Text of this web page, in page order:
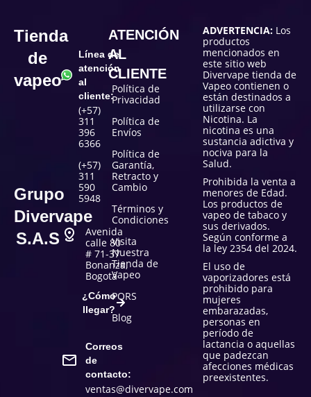
Tienda
de
vapeo
Grupo
Divervape
S.A.S
Línea de
atención
al
cliente:
(+57)
311
396
6366
(+57)
311
590
5948
Avenida
calle 80
# 71-37
Bonanza,
Bogotá
¿Cómo
llegar?
Correos
de
contacto:
ventas@divervape.com
ATENCIÓN
AL
CLIENTE
Política de
Privacidad
Política de
Envíos
Política de
Garantía,
Retracto y
Cambio
Términos y
Condiciones
Visita
Nuestra
Tienda de
Vapeo
PQRS
Blog
ADVERTENCIA: Los
productos
mencionados en
este sitio web
Divervape tienda de
Vapeo contienen o
están destinados a
utilizarse con
Nicotina. La
nicotina es una
sustancia adictiva y
nociva para la
Salud.
Prohibida la venta a
menores de Edad.
Los productos de
vapeo de tabaco y
sus derivados.
Según conforme a
la ley 2354 del 2024.
El uso de
vaporizadores está
prohibido para
mujeres
embarazadas,
personas en
período de
lactancia o aquellas
que padezcan
afecciones médicas
preexistentes.